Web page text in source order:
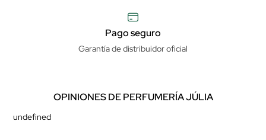
Pago seguro
Garantía de distribuidor oficial
OPINIONES DE PERFUMERÍA JÚLIA
undefined